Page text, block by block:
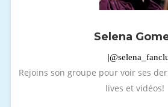
Selena
Rejoins son groupe pour voir ses
lives et vidéos!